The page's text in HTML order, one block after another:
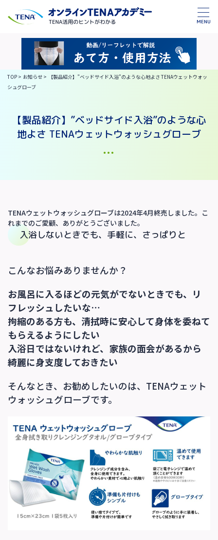
MENU
TOP > お知らせ >
【製品紹介】”ベッドサイド入浴”のような心地よさ TENAウェットウォッ
シュグローブ
【製品紹介】”ベッドサイド入浴”のような心
地よさ TENAウェットウォッシュグローブ
TENAウェットウォッシュグローブは2024年4月終売しました。こ
れまでのご愛顧、ありがとうございました。
入浴しないときでも、手軽に、さっぱりと
こんなお悩みありませんか？
お風呂に入るほどの元気がでないときでも、リ
フレッシュしたいな…
拘縮のある方も、清拭時に安心して身体を委ねて
もらえるようにしたい
入浴日ではないけれど、家族の面会があるから
綺麗に身支度しておきたい
そんなとき、お勧めしたいのは、TENAウェット
ウォッシュグローブです。